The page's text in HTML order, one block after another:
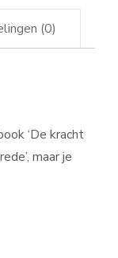
(0)
‘De kracht
maar je